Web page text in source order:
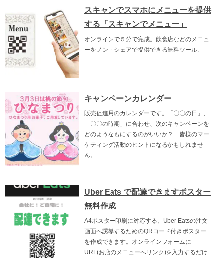
スキャンでスマホにメニューを提供
する「スキャンでメニュー」
オンラインで５分で完成。飲食店などのメニュ
ーをノン・シェアで提供できる無料ツール。
キャンペーンカレンダー
販売促進用のカレンダーです。「〇〇の日」、
「〇〇の時期」に合わせ、次のキャンペーンを
どのようなもにするのがいいか？ 皆様のマー
ケティング活動のヒントになるかもしれませ
ん。
Uber Eats で配達できますポスター
無料作成
A4ポスター印刷に対応する、Uber Eatsの注文
画面へ誘導するためのQRコード付きポスター
を作成できます。オンラインフォームに
URL(お店のメニューへリンク)を入力するだけ